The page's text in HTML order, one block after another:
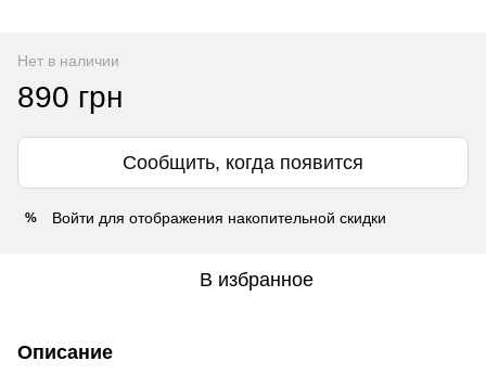
Нет в наличии
890 грн
Сообщить, когда появится
% Войти для отображения накопительной скидки
В избранное
Описание